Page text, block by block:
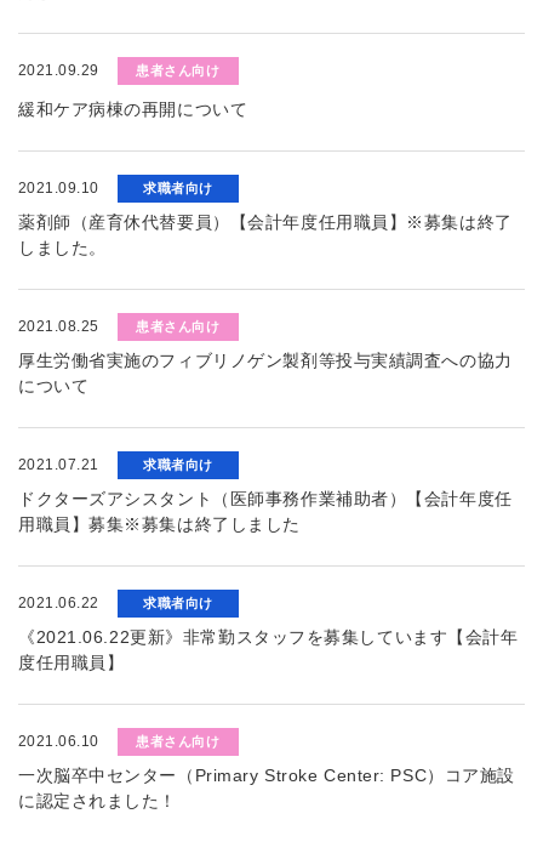
2021.09.29 患者さん向け
緩和ケア病棟の再開について
2021.09.10 求職者向け
薬剤師（産育休代替要員）【会計年度任用職員】※募集は終了
しました。
2021.08.25 患者さん向け
厚生労働省実施のフィブリノゲン製剤等投与実績調査への協力
について
2021.07.21 求職者向け
ドクターズアシスタント（医師事務作業補助者）【会計年度任
用職員】募集※募集は終了しました
2021.06.22 求職者向け
《2021.06.22更新》非常勤スタッフを募集しています【会計年
度任用職員】
2021.06.10 患者さん向け
一次脳卒中センター（Primary Stroke Center: PSC）コア施設
に認定されました！